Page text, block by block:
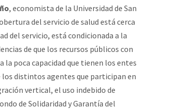
, economista de la Universidad de San
del servicio de salud está cerca
del servicio, está condicionada a la
de que los recursos públicos con
la poca capacidad que tienen los entes
distintos agentes que participan en
vertical, el uso indebido de
de Solidaridad y Garantía del